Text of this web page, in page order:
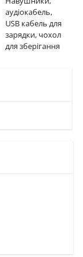
аудіокабель,
USB кабель для
зарядки, чохол
для зберігання